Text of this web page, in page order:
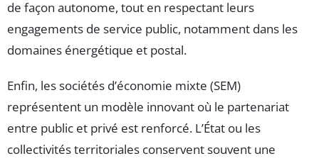
de façon autonome, tout en respectant leurs
engagements de service public, notamment dans les
domaines énergétique et postal.
Enfin, les sociétés d’économie mixte (SEM)
représentent un modèle innovant où le partenariat
entre public et privé est renforcé. L’État ou les
collectivités territoriales conservent souvent une